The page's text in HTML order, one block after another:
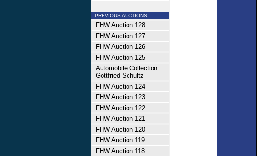
PREVIOUS AUCTIONS
FHW Auction 128
FHW Auction 127
FHW Auction 126
FHW Auction 125
Automobile Collection
Gottfried Schultz
FHW Auction 124
FHW Auction 123
FHW Auction 122
FHW Auction 121
FHW Auction 120
FHW Auction 119
FHW Auction 118